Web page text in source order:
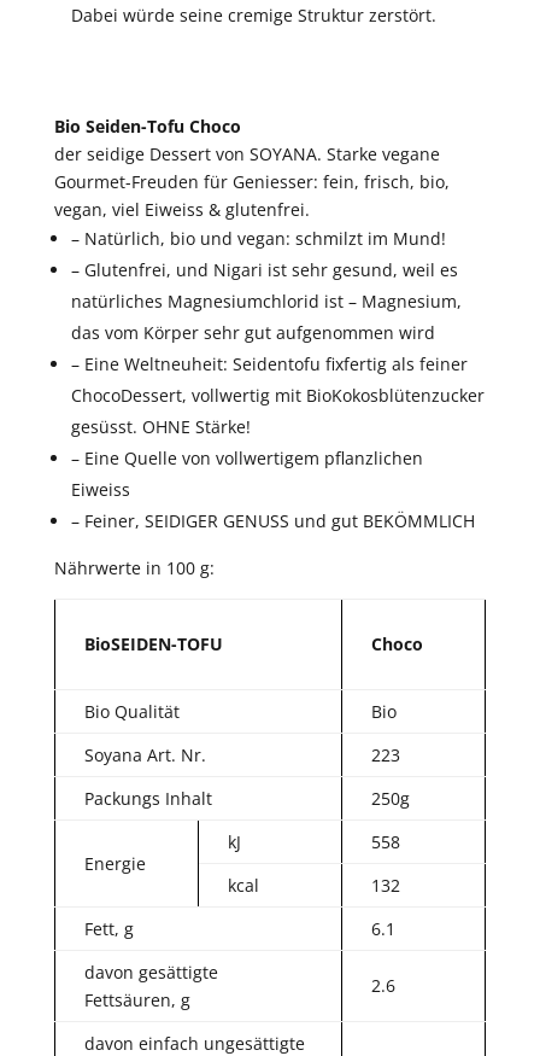
Dabei würde seine cremige Struktur zerstört.
Bio Seiden-Tofu Choco
der seidige Dessert von SOYANA. Starke vegane
Gourmet-Freuden für Geniesser: fein, frisch, bio,
vegan, viel Eiweiss & glutenfrei.
– Natürlich, bio und vegan: schmilzt im Mund!
– Glutenfrei, und Nigari ist sehr gesund, weil es
natürliches Magnesiumchlorid ist – Magnesium,
das vom Körper sehr gut aufgenommen wird
– Eine Weltneuheit: Seidentofu fixfertig als feiner
ChocoDessert, vollwertig mit BioKokosblütenzucker
gesüsst. OHNE Stärke!
– Eine Quelle von vollwertigem pflanzlichen
Eiweiss
– Feiner, SEIDIGER GENUSS und gut BEKÖMMLICH
Nährwerte in 100 g:
BioSEIDEN-TOFU Choco
Bio Qualität
Bio
Soyana Art. Nr.
223
Packungs Inhalt
250g
Energie
kJ
558
kcal
132
Fett, g
6.1
davon gesättigte
Fettsäuren, g
2.6
davon einfach ungesättigte